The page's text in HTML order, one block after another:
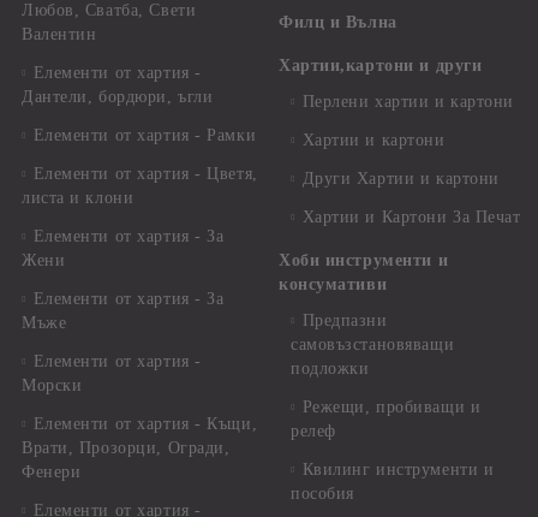
Любов, Сватба, Свети
Валентин
Елементи от хартия -
Дантели, бордюри, ъгли
Елементи от хартия - Рамки
Елементи от хартия - Цветя,
листа и клони
Елементи от хартия - За
Жени
Елементи от хартия - За
Мъже
Елементи от хартия -
Морски
Елементи от хартия - Къщи,
Врати, Прозорци, Огради,
Фенери
Елементи от хартия -
Филц и Вълна
Хартии,картони и други
Перлени хартии и картони
Хартии и картони
Други Хартии и картони
Хартии и Картони За Печат
Хоби инструменти и
консумативи
Предпазни
самовъзстановяващи
подложки
Режещи, пробиващи и
релеф
Квилинг инструменти и
пособия